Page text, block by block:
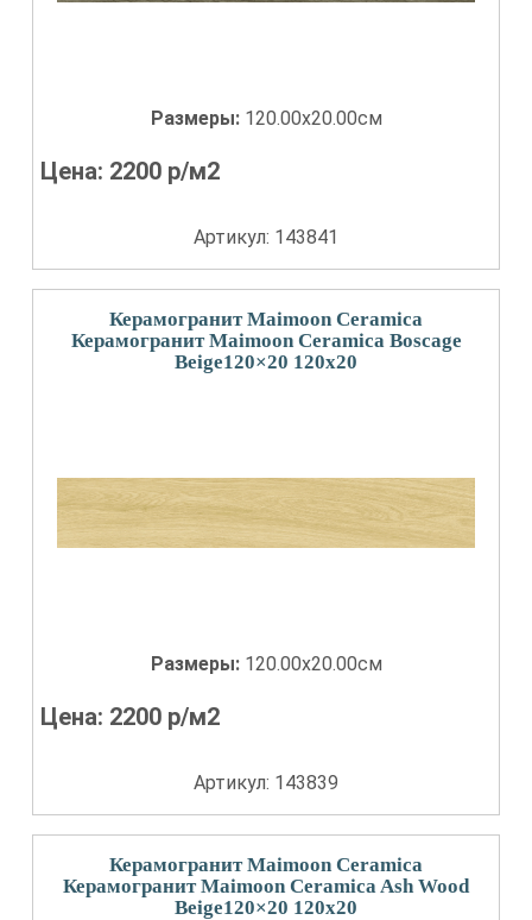
Размеры: 120.00x20.00см
Цена: 2200 р/м2
Артикул: 143841
Керамогранит Maimoon Ceramica
Керамогранит Maimoon Ceramica Boscage
Beige120×20 120x20
Размеры: 120.00x20.00см
Цена: 2200 р/м2
Артикул: 143839
Керамогранит Maimoon Ceramica
Керамогранит Maimoon Ceramica Ash Wood
Beige120×20 120x20